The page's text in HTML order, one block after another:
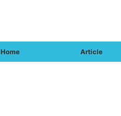
Home Article